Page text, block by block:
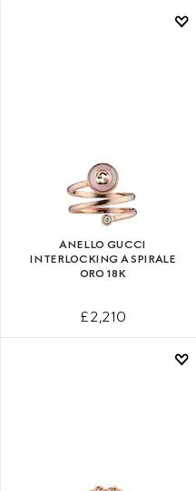
ANELLO GUCCI
INTERLOCKING A SPIRALE
ORO 18K
£ 2,210